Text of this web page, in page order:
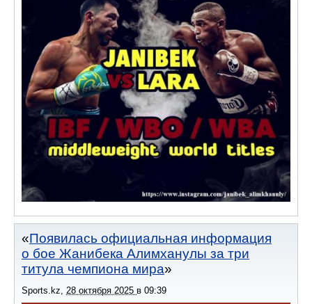
Появилась официальная информация
о бое Жанибека Алимханулы за три
титула чемпиона мира
Sports.kz 28 октября 2025 в 09:39